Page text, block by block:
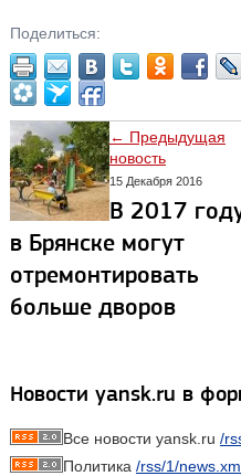
Поделиться:
← Предыдущая
новость
15 Декабря 2016
В 2017
в Брянске могут
отремонтировать
больше дворов
Новости yansk.ru в
Все новости yansk.ru /
Политика /rss/1/